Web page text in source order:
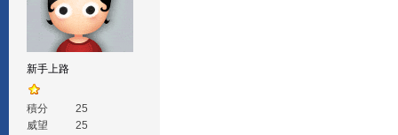
新手上路
積分
25
威望
25